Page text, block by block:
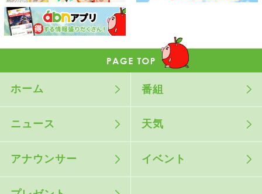
ホーム 番組
ニュース 天気
アナウンサー イベント